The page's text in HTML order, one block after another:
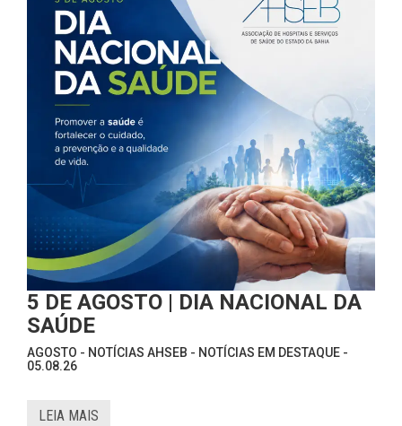
5 DE AGOSTO | DIA NACIONAL DA
SAÚDE
AGOSTO - NOTÍCIAS AHSEB - NOTÍCIAS EM DESTAQUE -
05.08.26
LEIA MAIS